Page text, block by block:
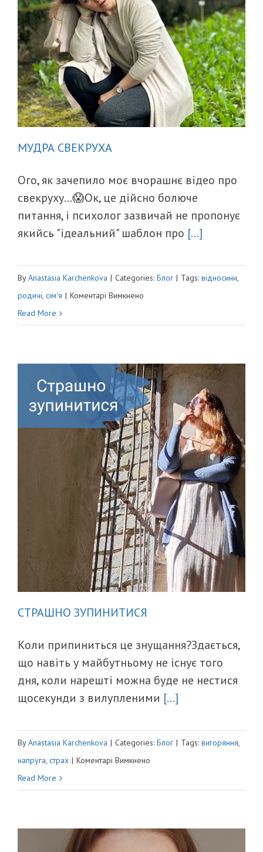
МУДРА СВЕКРУХА
Ого, як зачепило моє вчорашнє відео про
свекруху...😱Ок, це дійсно болюче
питання, і психолог зазвичай не пропонує
якийсь "ідеальний" шаблон про [...]
ByAnastasia Karchenkova | Categories: Блог | Tags: відносини,
родичі, сім'я | Коментарі Вимкнено
Read More
СТРАШНО ЗУПИНИТИСЯ
Коли припиниться це знущання?Здається,
що навіть у майбутньому не існує того
дня, коли нарешті можна буде не нестися
щосекунди з вилупленими [...]
ByAnastasia Karchenkova | Categories: Блог | Tags: вигоряння,
напруга, страх | Коментарі Вимкнено
Read More